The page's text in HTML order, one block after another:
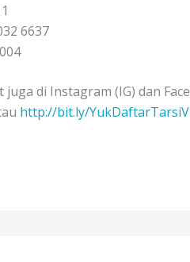
6637
di Instagram (IG) dan
http://bit.ly/